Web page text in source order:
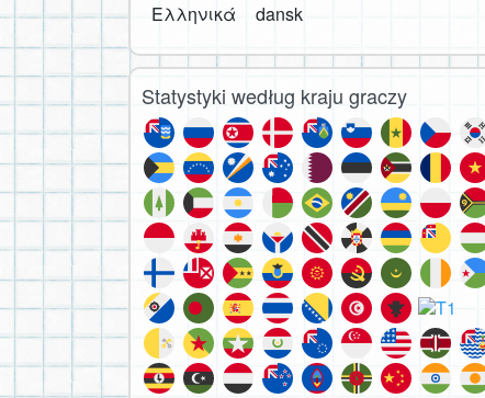
Ελληνικά
dansk
Statystyki według kraju graczy